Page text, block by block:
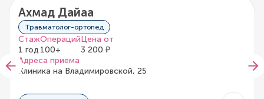
0/5
0 отзывов
Ахмад Дайаа
Травматолог-ортопед
Стаж
1 год
Операций
100+
Цена от
3 200 ₽
Адреса приема
Клиника на Владимировской, 25